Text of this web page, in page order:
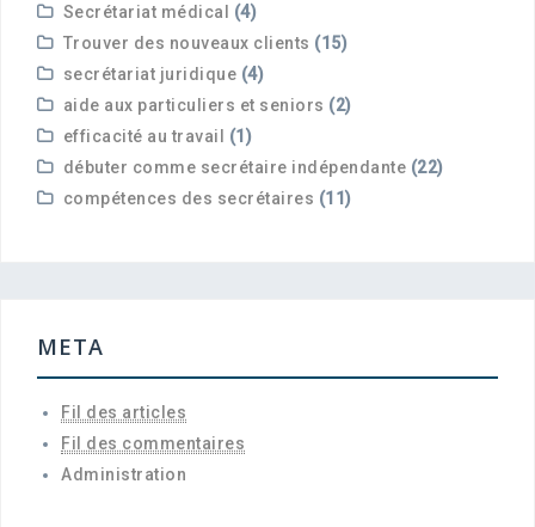
Secrétariat médical
(4)
Trouver des nouveaux clients (15)
secrétariat juridique (4)
aide aux particuliers et seniors (2)
efficacité au travail
(1)
débuter comme secrétaire indépendante (22)
compétences des secrétaires (11)
META
Fil des articles
Fil des commentaires
Administration